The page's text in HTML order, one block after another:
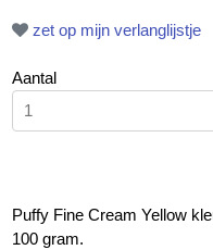
zet op mijn verlanglijstje
Aantal
Puffy Fine Cream Yellow
100 gram.